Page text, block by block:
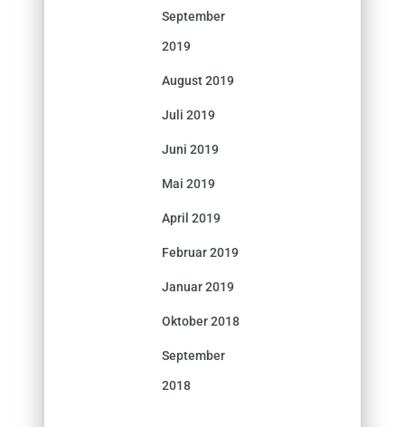
September
2019
August 2019
Juli 2019
Juni 2019
Mai 2019
April 2019
Februar 2019
Januar 2019
Oktober 2018
September
2018